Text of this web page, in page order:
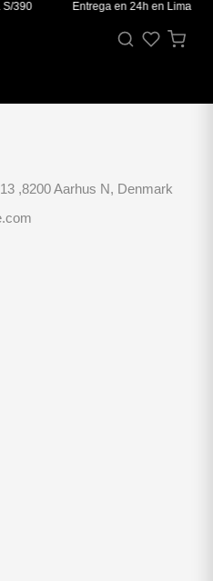
390 Entrega en 24h en Lima
,8200 Aarhus N, Denmark